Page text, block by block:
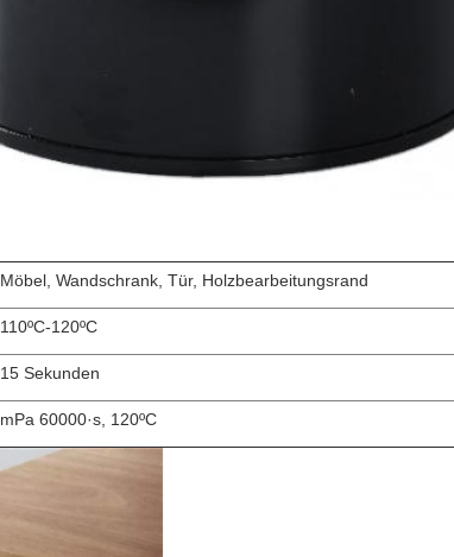
Möbel, Wandschrank, Tür, Holzbearbeitungsrand
110ºC-120ºC
15 Sekunden
mPa 60000·s, 120ºC